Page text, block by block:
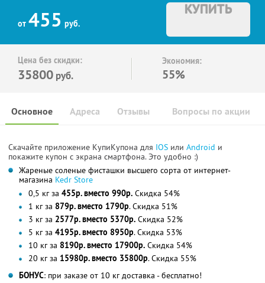
от 455 руб.
КУПИТЬ
Цена без скидки:
35800 руб.
Экономия:
55%
Основное Отзывы Вопросы по акции
Адреса
Скачайте приложение КупиКупона для IOS или Android и
покажите купон с экрана смартфона. Это удобно :)
Жареные соленые фисташки высшего сорта от интернет-
магазина Kedr Store
0,5 кг за 455р. вместо 990р. Скидка 54%
1 кг за 879р. вместо 1790р. Скидка 51%
3 кг за 2577р. вместо 5370р. Скидка 52%
5 кг за 4195р. вместо 8950р. Скидка 53%
10 кг за 8190р. вместо 17900р. Скидка 54%
20 кг за 15980р. вместо 35800р. Скидка 55%
БОНУС: при заказе от 10 кг доставка - бесплатно!